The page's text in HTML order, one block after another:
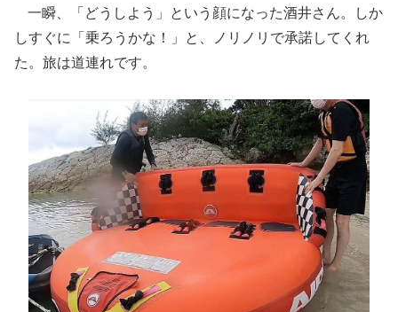
一瞬、「どうしよう」という顔になった酒井さん。しか
しすぐに「乗ろうかな！」と、ノリノリで承諾してくれ
た。旅は道連れです。